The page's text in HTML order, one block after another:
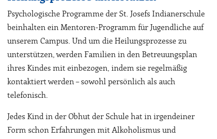
Psychologische Programme der St. Josefs Indianerschule
beinhalten ein Mentoren-Programm für Jugendliche auf
unserem Campus. Und um die Heilungsprozesse zu
unterstützen, werden Familien in den Betreuungsplan
ihres Kindes mit einbezogen, indem sie regelmäßig
kontaktiert werden – sowohl persönlich als auch
telefonisch.
Jedes Kind in der Obhut der Schule hat in irgendeiner
Form schon Erfahrungen mit Alkoholismus und